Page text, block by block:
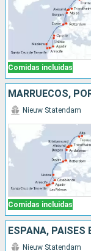
Comidas incluidas
Comidas incluidas
Nieuw Statendam
Nieuw Statendam